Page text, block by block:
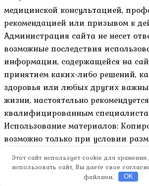
медицинской консультацией,
рекомендацией или призывом к
Администрация сайта не несет
возможные последствия
информации, содержащейся на
принятием каких-либо решений,
здоровья или любых других
жизни, настоятельно
квалифицированным
Использование материалов:
возможно только при условии
указание авторства.
Этот сайт использует cookie для
использовать сайт, Вы даете свое
файлами.
OK